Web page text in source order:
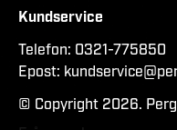
Kundservice
Telefon: 0321-775850
Epost:
© Copyright 2026.